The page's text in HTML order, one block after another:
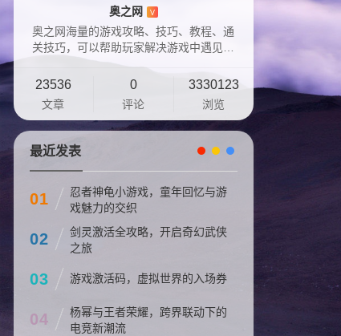
奥之网 V
奥之网海量的游戏攻略、技巧、教程、通
关技巧，可以帮助玩家解决游戏中遇见的
23536
文章
0
评论
3330123
浏览
最近发表
01
忍者神龟小游戏，童年回忆与游
戏魅力的交织
02
剑灵激活全攻略，开启奇幻武侠
之旅
03 游戏激活码，虚拟世界的入场券
04
杨幂与王者荣耀，跨界联动下的
电竞新潮流